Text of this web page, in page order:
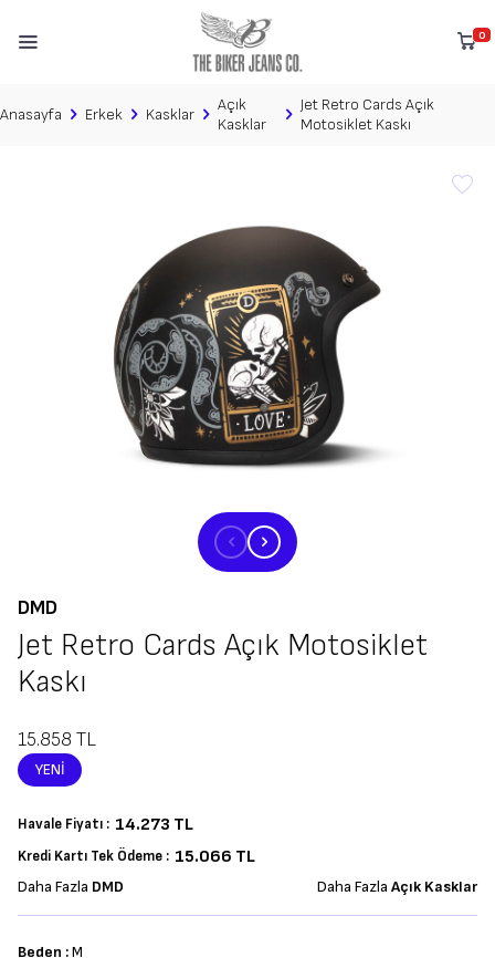
0
Anasayfa Erkek Kasklar
Açık
Kasklar
Jet Retro Cards Açık
Motosiklet Kaskı
DMD
Jet Retro Cards Açık Motosiklet
Kaskı
15.858 TL
YENI
Havale Fiyatı : 14.273 TL
Kredi Kartı Tek Ödeme : 15.066 TL
Daha Fazla DMD Daha Fazla Açık Kasklar
Beden :M